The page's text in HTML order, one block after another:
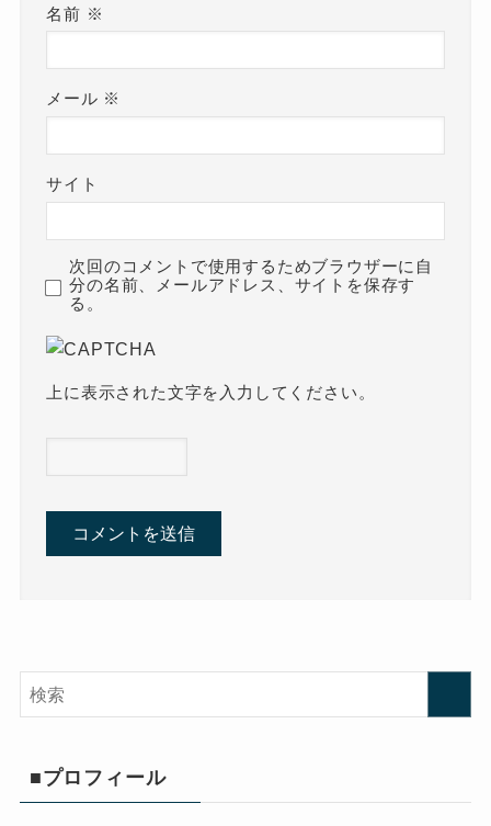
名前 ※
メール ※
サイト
次回のコメントで使用するためブラウザーに自
分の名前、メールアドレス、サイトを保存す
る。
上に表示された文字を入力してください。
■プロフィール